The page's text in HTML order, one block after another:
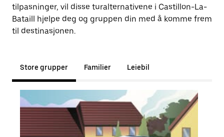
tilpasninger, vil disse turalternativene i Castillon-La-
Bataill hjelpe deg og gruppen din med å komme frem
til destinasjonen.
Store grupper Familier Leiebil